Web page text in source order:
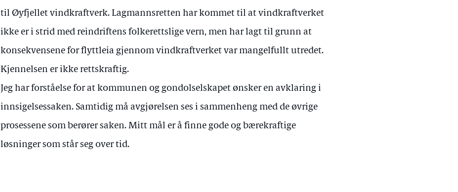
til Øyfjellet vindkraftverk. Lagmannsretten har kommet til at vindkraftverket
ikke er i strid med reindriftens folkerettslige vern, men har lagt til grunn at
konsekvensene for flyttleia gjennom vindkraftverket var mangelfullt utredet.
Kjennelsen er ikke rettskraftig.
Jeg har forståelse for at kommunen og gondolselskapet ønsker en avklaring i
innsigelsessaken. Samtidig må avgjørelsen ses i sammenheng med de øvrige
prosessene som berører saken. Mitt mål er å finne gode og bærekraftige
løsninger som står seg over tid.